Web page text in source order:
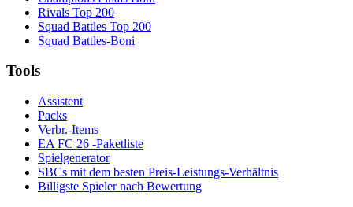
Rivals Top 200
Squad Battles Top 200
Squad Battles-Boni
Tools
Assistent
Packs
Verbr.-Items
EA FC 26 -Paketliste
Spielgenerator
SBCs mit dem besten Preis-Leistungs-Verhältnis
Billigste Spieler nach Bewertung